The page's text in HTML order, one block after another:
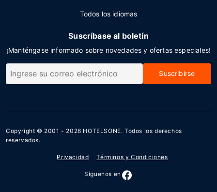
Todos los idiomas
Suscríbase al boletín
¡Manténgase informado sobre novedades y ofertas especiales!
Suscribirse
Copyright © 2001 - 2026 HOTELSONE. Todos los derechos
reservados.
Privacidad Términos y Condiciones
Síguenos en